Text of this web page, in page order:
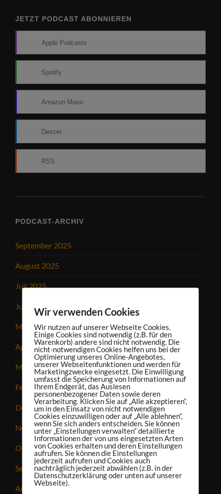
JETZT PODCAST ABONNIEREN
Apple Podcasts
Spotify
Amazon Music
Deezer
RSS
PODCAST-ARCHIV
September 2025
August 2025
Juli 2025
Juni 2025
Mai 2025
April 2025
März 2025
Februar 2025
Dezember 2024
November 2024
Oktober 2024
September 2024
August 2024
Wir verwenden Cookies
Wir nutzen auf unserer Webseite Cookies.
Einige Cookies sind notwendig (z.B. für den
Warenkorb) andere sind nicht notwendig. Die
nicht-notwendigen Cookies helfen uns bei der
Optimierung unseres Online-Angebotes,
unserer Webseitenfunktionen und werden für
Marketingzwecke eingesetzt. Die Einwilligung
umfasst die Speicherung von Informationen auf
Ihrem Endgerät, das Auslesen
personenbezogener Daten sowie deren
Verarbeitung. Klicken Sie auf „Alle akzeptieren“,
um in den Einsatz von nicht notwendigen
Cookies einzuwilligen oder auf „Alle ablehnen“,
wenn Sie sich anders entscheiden. Sie können
unter „Einstellungen verwalten“ detaillierte
Informationen der von uns eingesetzten Arten
von Cookies erhalten und deren Einstellungen
aufrufen. Sie können die Einstellungen
jederzeit aufrufen und Cookies auch
nachträglich jederzeit abwählen (z.B. in der
Datenschutzerklärung oder unten auf unserer
Webseite).